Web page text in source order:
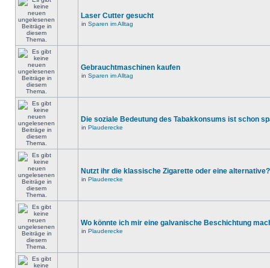
Laser Cutter gesucht
in Sparen im Alltag
Gebrauchtmaschinen kaufen
in Sparen im Alltag
Die soziale Bedeutung des Tabakkonsums ist schon
in Plauderecke
Nutzt ihr die klassische Zigarette oder eine alternative?
in Plauderecke
Wo könnte ich mir eine galvanische Beschichtung
in Plauderecke